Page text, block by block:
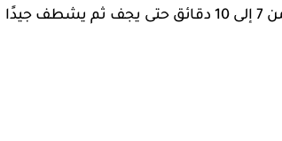
طريقة الاستخدام: يوضع الخليط على البشرة لمدة تتراوح من 7 إلى 10 دقائق حتى يجف ثم يشطف جيدًا